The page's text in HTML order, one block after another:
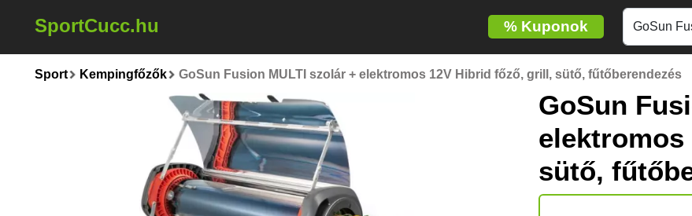
SportCucc.hu %Kuponok
Sport Kempingfőzők GoSun Fusion MULTI szolár + elektromos 12V Hibrid főző, grill, sütő, fűtőberendezés
GoSun
sütő,